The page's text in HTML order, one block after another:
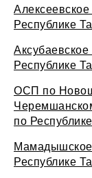
Республике
Республике
ОСП по
по
Республике